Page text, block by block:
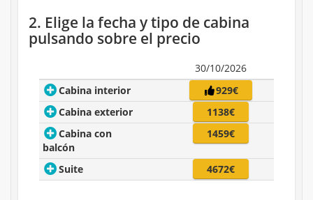
2. Elige la fecha y tipo de cabina
pulsando sobre el precio
30/10/2026
Cabina interior
929€
Cabina exterior
1138€
Cabina con
balcón
1459€
Suite 4672€